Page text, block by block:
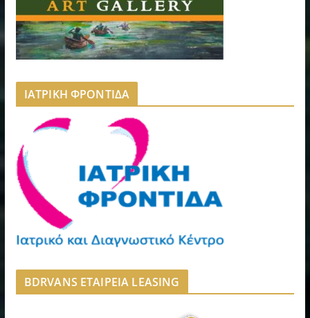
ΙΑΤΡΙΚΗ ΦΡΟΝΤΙΔΑ
BDRVANS ΕΤΑΙΡΕΙΑ LEASING